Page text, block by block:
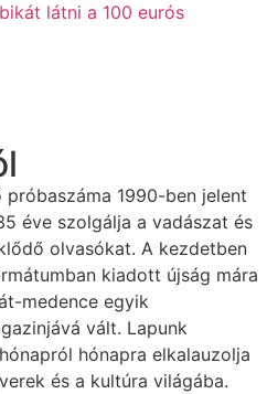
látni a 100 eurós
próbaszáma 1990-ben jelent
éve szolgálja a vadászat és
olvasókat. A kezdetben
kiadott újság mára
medence egyik
vált. Lapunk
hónapra elkalauzolja
és a kultúra világába.